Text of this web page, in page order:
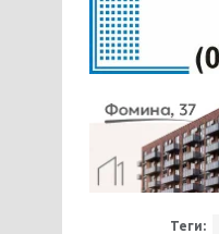
Теги: